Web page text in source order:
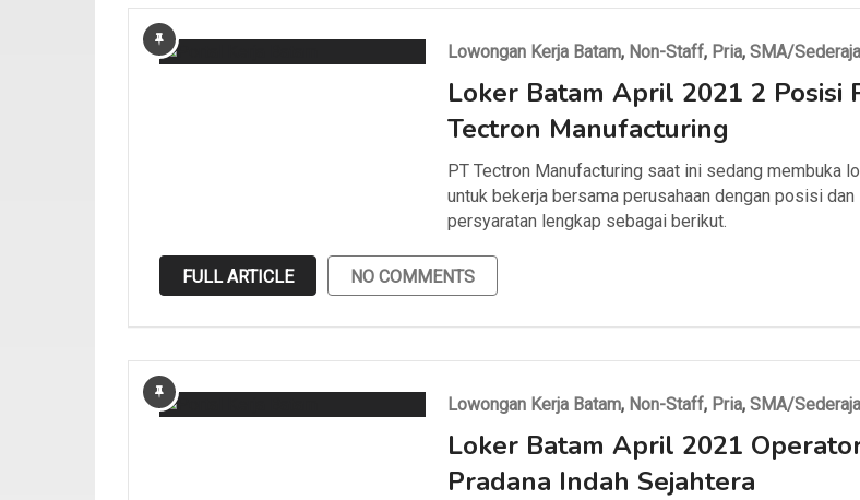
Lowongan Kerja Batam, Non-Staff, Pria, SMA/
Loker Batam April 2021 2 Posisi
Tectron Manufacturing
PT Tectron Manufacturing saat ini sedang membuka
untuk bekerja bersama perusahaan dengan posisi dan
persyaratan lengkap sebagai berikut.
FULL ARTICLE NO COMMENTS
Lowongan Kerja Batam, Non-Staff, Pria, SMA/
Loker Batam April 2021
Pradana Indah Sejahtera